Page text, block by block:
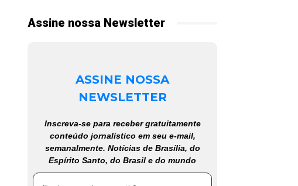
Assine nossa Newsletter
ASSINE NOSSA
NEWSLETTER
Inscreva-se para receber gratuitamente
conteúdo jornalístico em seu e-mail,
semanalmente. Notícias de Brasília, do
Espírito Santo, do Brasil e do mundo